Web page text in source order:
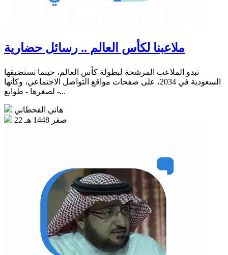
ملاعبنا لكأس العالم .. رسائل حضارية
تبدو الملاعب المرشحة لبطولة كأس العالم، حينما تستضيفها
السعودية في 2034، على صفحات مواقع التواصل الاجتماعي، وكأنها
- لصغرها - طوابع...
هاني القحطاني
22 صفر 1448 هـ